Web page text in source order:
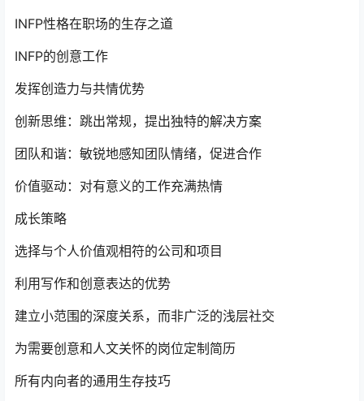
INFP性格在职场的生存之道
INFP的创意工作
发挥创造力与共情优势
创新思维：跳出常规，提出独特的解决方案
团队和谐：敏锐地感知团队情绪，促进合作
价值驱动：对有意义的工作充满热情
成长策略
选择与个人价值观相符的公司和项目
利用写作和创意表达的优势
建立小范围的深度关系，而非广泛的浅层社交
为需要创意和人文关怀的岗位定制简历
所有内向者的通用生存技巧